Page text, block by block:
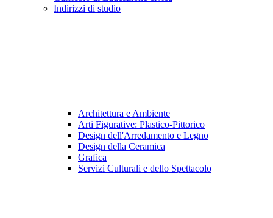
Indirizzi di studio
Architettura e Ambiente
Arti Figurative: Plastico-Pittorico
Design dell'Arredamento e Legno
Design della Ceramica
Grafica
Servizi Culturali e dello Spettacolo